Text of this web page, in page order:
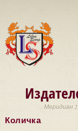
Меридиан
Количка